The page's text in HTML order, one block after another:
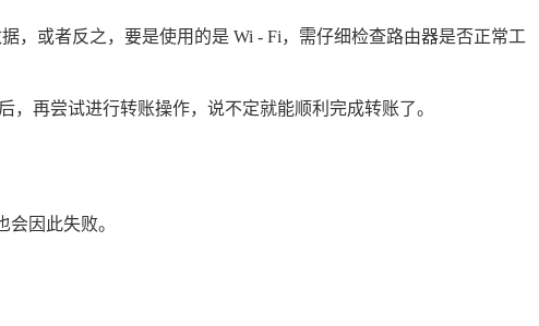
，或者反之，要是使用的是 Wi - Fi，需仔细检查路由器是否正常工
再尝试进行转账操作，说不定就能顺利完成转账了。
因此失败。